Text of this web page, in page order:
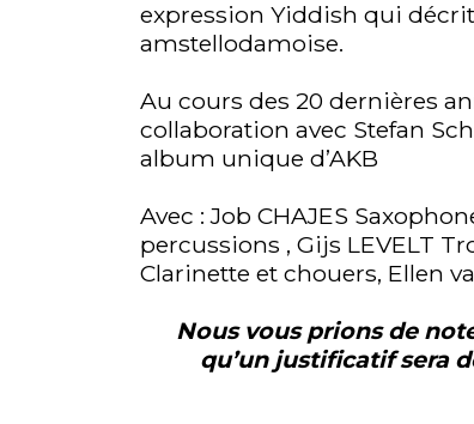
expression Yiddish qui
amstellodamoise.
Au cours des 20 dernières
collaboration avec Stefan
album unique d’AKB
Avec : Job CHAJES
percussions , Gijs LEVELT
Clarinette et chouers, Ellen
Nous vous prions de
qu’un justificatif sera